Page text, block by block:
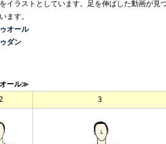
イラストとしています。足を伸ばした動画が見
ます。
オール
ダン
ール≫
3